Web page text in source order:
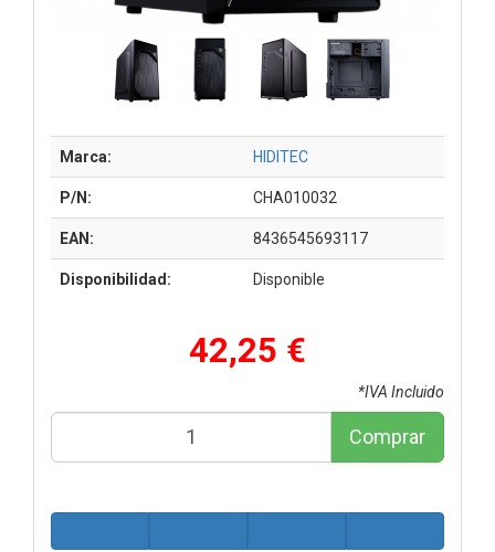
Marca: HIDITEC
P/N: CHA010032
EAN: 8436545693117
Disponibilidad: Disponible
42,25 €
*IVA Incluido
Comprar